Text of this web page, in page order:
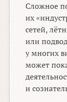
Сложное
их
сетей,
или
у многих
может
и